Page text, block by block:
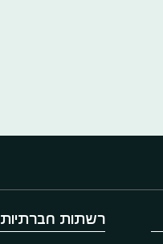
רשתות חברתיות